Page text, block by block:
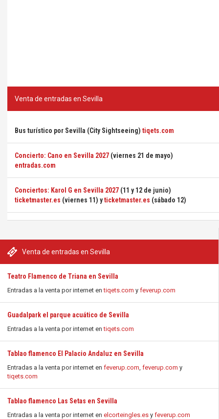
Venta de entradas en Sevilla
Teatro Flamenco de Triana en Sevilla
Entradas a la venta por internet entiqets.com y feverup.com
Guadalpark el parque acuático de Sevilla
Entradas a la venta por internet entiqets.com
Tablao flamenco El Palacio Andaluz en Sevilla
Entradas a la venta por internet en feverup.com, feverup.com y
tiqets.com
Tablao flamenco Las Setas en Sevilla
Entradas a la venta por internet en elcorteingles.es y feverup.com
Venta de entradas en Sevilla
Bus turístico por Sevilla (City Sightseeing) tiqets.com
Concierto: Cano en Sevilla 2027 (viernes 21 de mayo)
entradas.com
Conciertos: Karol G en Sevilla 2027 (11 y 12 de junio)
ticketmaster.es (viernes 11) yticketmaster.es (sábado 12)